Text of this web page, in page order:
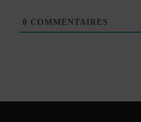
0 COMMENTAIRES